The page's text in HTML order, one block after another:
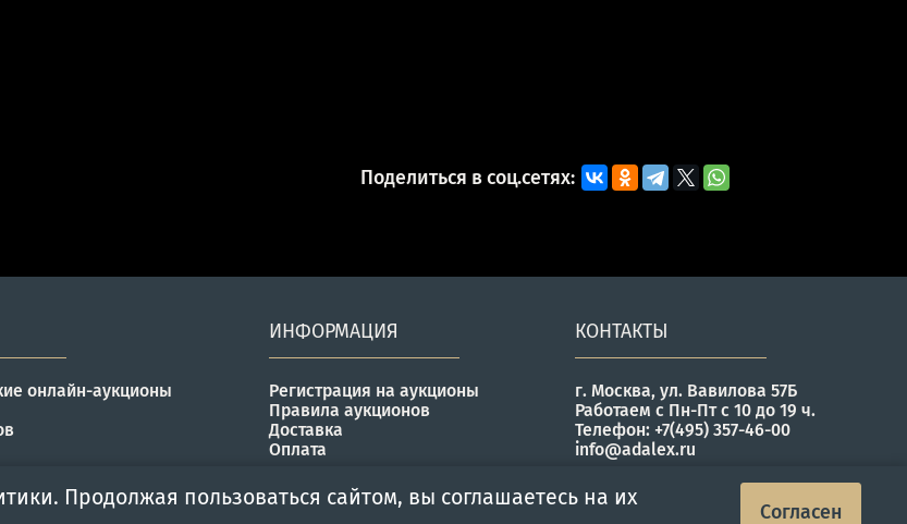
Поделиться в соц.сетях:
онлайн-аукционы
ИНФОРМАЦИЯ
Регистрация на аукционы
Правила аукционов
Доставка
Оплата
КОНТАКТЫ
г. Москва, ул. Вавилова 57Б
Работаем с Пн-Пт с 10 до 19 ч.
Телефон: +7(495) 357-46-00
info@adalex.ru
Продолжая пользоваться сайтом, вы соглашаетесь на их
Согласен